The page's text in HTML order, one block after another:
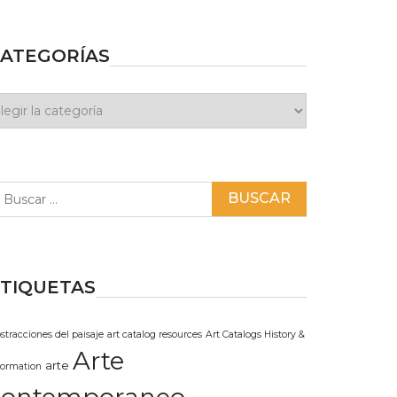
del paisaje art catalog resources Art Catalogs History &
arte Arte